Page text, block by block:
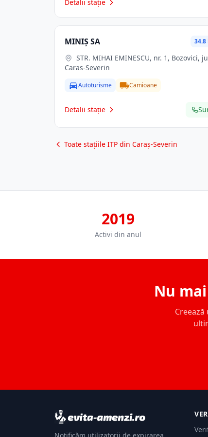
Detalii stație
MINIŞ SA 34.8
Caras-Severin
Autoturisme Camioane
Detalii stație
Toate stațiile ITP din Caraș-Severin
2019
Activi din anul
Nu